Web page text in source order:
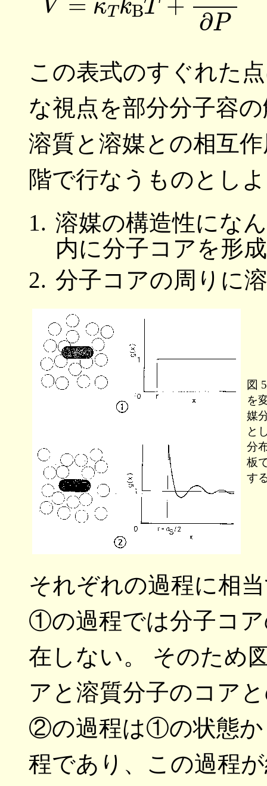
この表式のすぐれた
な視点を部分分子容
溶質と溶媒との相互
階で行なうものとし
溶媒の構造性にな
内に分子コアを形
分子コアの周りに
図
を
媒
と
分
板
す
それぞれの過程に相
①の過程では分子コ
在しない。 そのため
アと溶質分子のコア
②の過程は①の状態か
程であり、この過程